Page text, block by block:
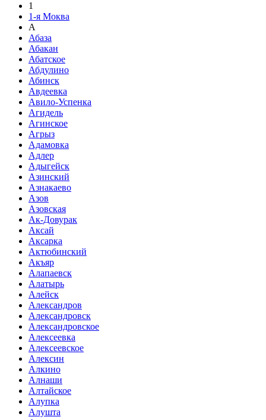
1
1-я Моква
А
Абаза
Абакан
Абатское
Абдулино
Абинск
Авдеевка
Авило-Успенка
Агидель
Агинское
Агрыз
Адамовка
Адлер
Адыгейск
Азинский
Азнакаево
Азов
Азовская
Ак-Довурак
Аксай
Аксарка
Актюбинский
Акъяр
Алапаевск
Алатырь
Алейск
Александров
Александровск
Александровское
Алексеевка
Алексеевское
Алексин
Алкино
Алнаши
Алтайское
Алупка
Алушта